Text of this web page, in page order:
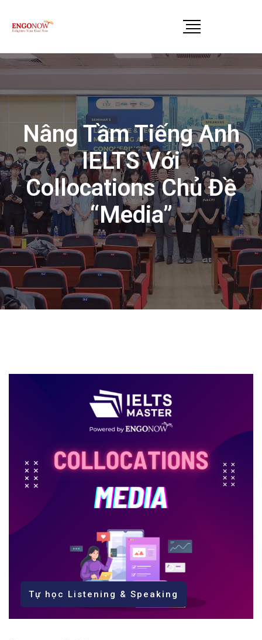
Nâng Tầm Tiếng Anh
IELTS Với
Collocations Chủ Đề
“Media”
Tự học Listening & Speaking